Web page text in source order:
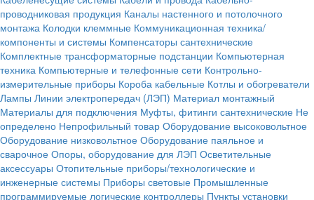
проводниковая продукция Каналы настенного и потолочного
монтажа Колодки клеммные Коммуникационная техника/
компоненты и системы Компенсаторы сантехнические
Комплектные трансформаторные подстанции Компьютерная
техника Компьютерные и телефонные сети Контрольно-
измерительные приборы Короба кабельные Котлы и обогреватели
Лампы Линии электропередач (ЛЭП) Материал монтажный
Материалы для подключения Муфты, фитинги сантехнические Не
определено Непрофильный товар Оборудование высоковольтное
Оборудование низковольтное Оборудование паяльное и
сварочное Опоры, оборудование для ЛЭП Осветительные
аксессуары Отопительные приборы/технологические и
инженерные системы Приборы световые Промышленные
программируемые логические контроллеры Пункты установки